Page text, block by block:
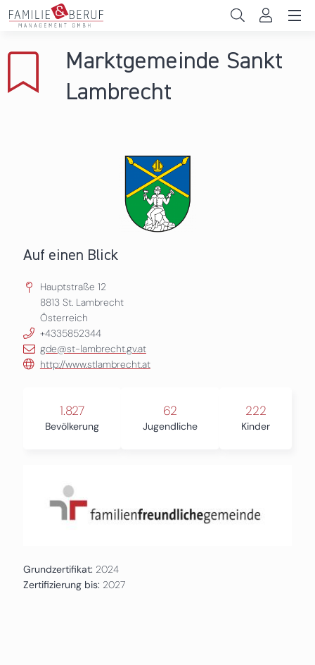
Direkt zum Inhalt
Gemeinden
Marktgemeinde Sankt
Lambrecht
Auf einen Blick
Hauptstraße 12
8813 St. Lambrecht
Österreich
+4335852344
gde@st-lambrecht.gv.at
http://www.stlambrecht.at
1.827
Bevölkerung
62
Jugendliche
222
Kinder
Grundzertifikat: 2024
Zertifizierung bis: 2027